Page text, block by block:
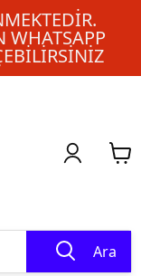
WHATSAPP
Ara